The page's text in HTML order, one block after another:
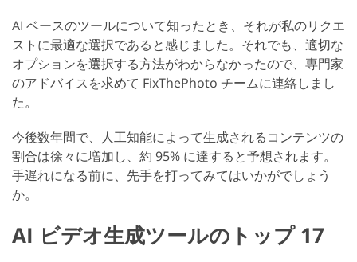
AI ベースのツールについて知ったとき、それが私のリクエ
ストに最適な選択であると感じました。それでも、適切な
オプションを選択する方法がわからなかったので、専門家
のアドバイスを求めて FixThePhoto チームに連絡しまし
た。
今後数年間で、人工知能によって生成されるコンテンツの
割合は徐々に増加し、約 95% に達すると予想されます。
手遅れになる前に、先手を打ってみてはいかがでしょう
か。
AI ビデオ生成ツールのトップ 17